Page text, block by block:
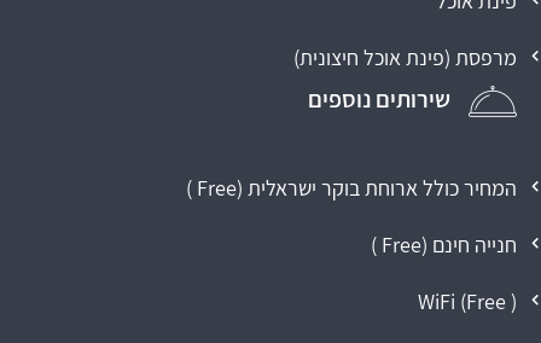
מרפסת (פינת אוכל חיצונית)
שירותים נוספים
המחיר כולל ארוחת בוקר ישראלית (Free
)
חנייה חינם (Free
)
WiFi (Free)